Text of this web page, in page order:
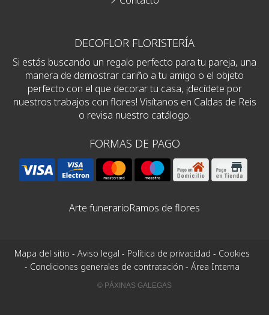
DECOFLOR FLORISTERÍA
Si estás buscando un regalo perfecto para tu pareja, una
manera de demostrar cariño a tu amigo o el objeto
perfecto con el que decorar tu casa, ¡decídete por
nuestros trabajos con flores! Visítanos en Caldas de Reis
o revisa nuestro catálogo.
FORMAS DE PAGO
Arte funerarioRamos de flores
Mapa del sitio - Aviso legal - Política de privacidad - Cookies
- Condiciones generales de contratación - Área Interna
© PÁXINAS GALEGAS